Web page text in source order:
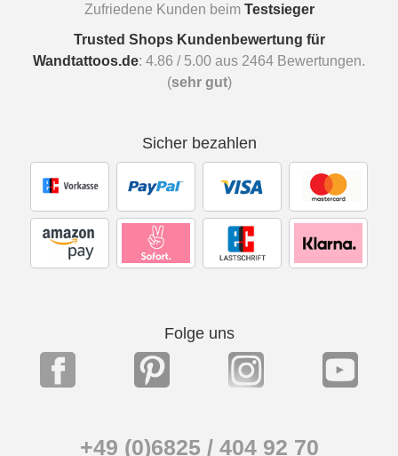
Zufriedene Kunden beim Testsieger
Trusted Shops Kundenbewertung für
Wandtattoos.de: 4.86 / 5.00 aus 2464 Bewertungen.
(sehr gut)
Sicher bezahlen
Folge uns
+49 (0)6825 / 404 92 70